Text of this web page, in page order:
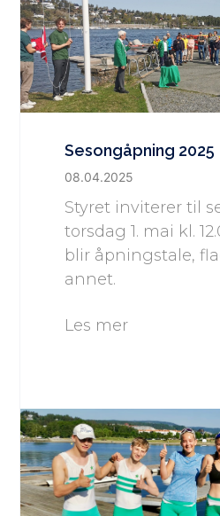
Sesongåpning 2025
08.04.2025
Styret inviterer til
torsdag 1. mai kl.
blir åpningstale,
annet.
Les mer